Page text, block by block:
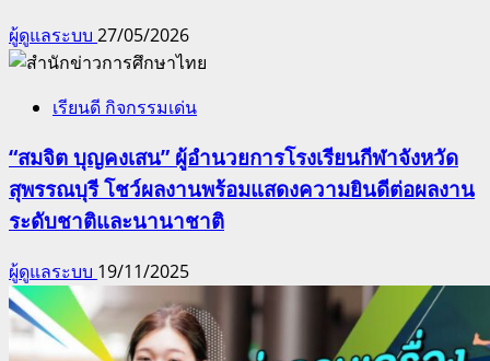
ผู้ดูแลระบบ 27/05/2026
เรียนดี กิจกรรมเด่น
“สมจิต บุญคงเสน” ผู้อำนวยการโรงเรียนกีฬาจังหวัด
สุพรรณบุรี โชว์ผลงานพร้อมแสดงความยินดีต่อผลงาน
ระดับชาติและนานาชาติ
ผู้ดูแลระบบ 19/11/2025